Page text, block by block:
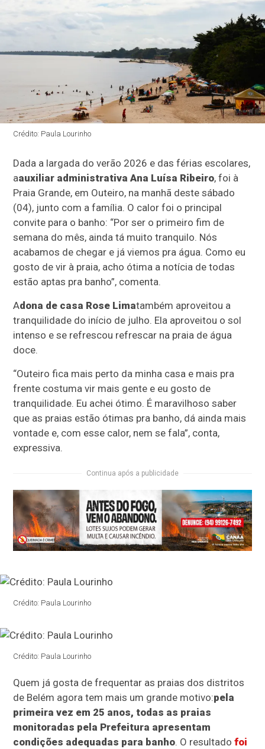
Crédito: Paula Lourinho
Dada a largada do verão 2026 e das férias escolares,
aauxiliar administrativa Ana Luísa Ribeiro, foi à
Praia Grande, em Outeiro, na manhã deste sábado
(04), junto com a família. O calor foi o principal
convite para o banho: “Por ser o primeiro fim de
semana do mês, ainda tá muito tranquilo. Nós
acabamos de chegar e já viemos pra água. Como eu
gosto de vir à praia, acho ótima a notícia de todas
estão aptas pra banho”, comenta.
Adona de casa Rose Limatambém aproveitou a
tranquilidade do início de julho. Ela aproveitou o sol
intenso e se refrescou refrescar na praia de água
doce.
“Outeiro fica mais perto da minha casa e mais pra
frente costuma vir mais gente e eu gosto de
tranquilidade. Eu achei ótimo. É maravilhoso saber
que as praias estão ótimas pra banho, dá ainda mais
vontade e, com esse calor, nem se fala”, conta,
expressiva.
Continua após a publicidade
Crédito: Paula Lourinho
Crédito: Paula Lourinho
Quem já gosta de frequentar as praias dos distritos
de Belém agora tem mais um grande motivo:pela
primeira vez em 25 anos, todas as praias
monitoradas pela Prefeitura apresentam
condições adequadas para banho. O resultadofoi